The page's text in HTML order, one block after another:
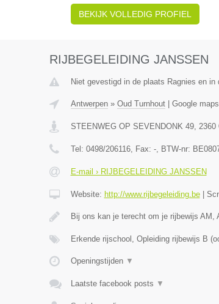
BEKIJK VOLLEDIG PROFIEL
RIJBEGELEIDING JANSSEN
Niet gevestigd in de plaats Ragnies en in
Antwerpen» Oud Turnhout| Google maps
STEENWEG OP SEVENDONK 49, 2360
Tel: 0498/206116, Fax: -, BTW-nr:
E-mail › RIJBEGELEIDING JANSSEN
Website: http://www.rijbegeleiding.be|
Bij ons kan je terecht om je rijbewijs
Erkende rijschool, Opleiding rijbewijs B
Openingstijden ▼
Laatste facebook posts ▼